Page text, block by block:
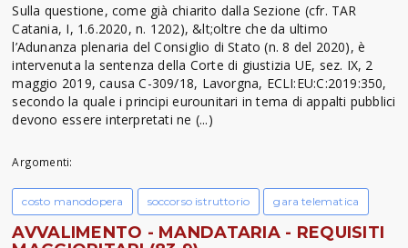
Sulla questione, come già chiarito dalla Sezione (cfr. TAR
Catania, I, 1.6.2020, n. 1202), &lt;oltre che da ultimo
l’Adunanza plenaria del Consiglio di Stato (n. 8 del 2020), è
intervenuta la sentenza della Corte di giustizia UE, sez. IX, 2
maggio 2019, causa C-309/18, Lavorgna, ECLI:EU:C:2019:350,
secondo la quale i principi eurounitari in tema di appalti pubblici
devono essere interpretati ne (...)
Argomenti:
costo manodopera soccorso istruttorio gara telematica
AVVALIMENTO - MANDATARIA - REQUISITI